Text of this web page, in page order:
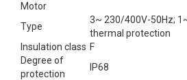
Motor
Type
3~ 230/400V-50Hz;
thermal protection
Insulation class F
Degree of
protection
IP68